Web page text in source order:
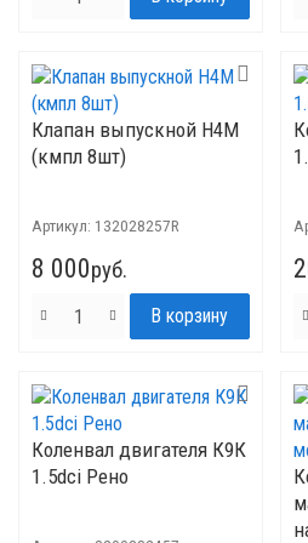
Клапан выпускной H4M
(кмпл 8шт)
Артикул: 132028257R
8 000руб.
Коленвал двигателя К9К
1.5dci Рено